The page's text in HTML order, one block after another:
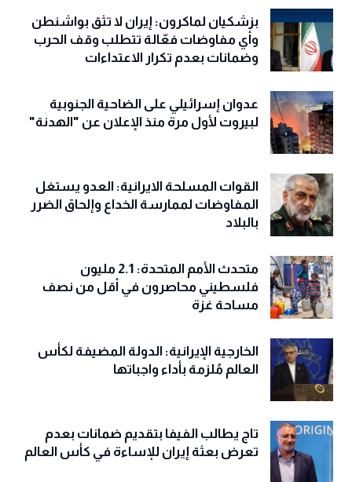
بزشكيان لماكرون: إيران لا تثق بواشنطن
وأي مفاوضات فعّالة تتطلب وقف الحرب
وضمانات بعدم تكرار الاعتداءات
عدوان إسرائيلي على الضاحية الجنوبية
لبيروت لأول مرة منذ الإعلان عن "الهدنة"
القوات المسلحة الايرانية: العدو يستغل
المفاوضات لممارسة الخداع وإلحاق الضرر
بالبلاد
متحدث الأمم المتحدة: 2.1 مليون
فلسطيني محاصرون في أقل من نصف
مساحة غزة
الخارجية الإيرانية: الدولة المضيفة لكأس
العالم مُلزمة بأداء واجباتها
تاج يطالب الفيفا بتقديم ضمانات بعدم
تعرض بعثة إيران للإساءة في كأس العالم